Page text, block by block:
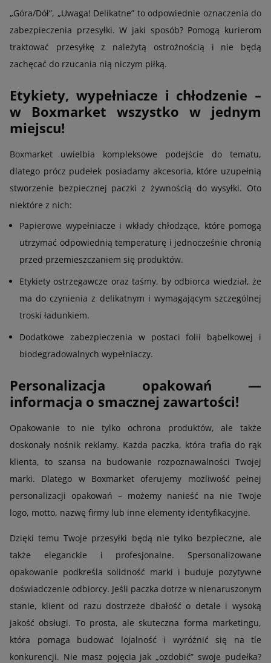
„Góra/Dół”, „Uwaga! Delikatne” to odpowiednie oznaczenia do
zabezpieczenia przesyłki. W jaki sposób? Pomogą kurierom
traktować przesyłkę z należytą ostrożnością i nie będą
zachęcać do rzucania nią niczym piłką.
Etykiety, wypełniacze i chłodzenie –
w Boxmarket wszystko w jednym
miejscu!
Boxmarket uwielbia kompleksowe podejście do tematu,
dlatego prócz pudełek posiadamy akcesoria, które uzupełnią
stworzenie bezpiecznej paczki z żywnością do wysyłki. Oto
niektóre z nich:
Papierowe wypełniacze i wkłady chłodzące, które pomogą
utrzymać odpowiednią temperaturę i jednocześnie chronią
przed przemieszczaniem się produktów.
Etykiety ostrzegawcze oraz taśmy, by odbiorca wiedział, że
ma do czynienia z delikatnym i wymagającym szczególnej
troski ładunkiem.
Dodatkowe zabezpieczenia w postaci folii bąbelkowej i
biodegradowalnych wypełniaczy.
Personalizacja opakowań —
informacja o smacznej zawartości!
Opakowanie to nie tylko ochrona produktów, ale także
doskonały nośnik reklamy. Każda paczka, która trafia do rąk
klienta, to szansa na budowanie rozpoznawalności Twojej
marki. Dlatego w Boxmarket oferujemy możliwość pełnej
personalizacji opakowań – możemy nanieść na nie Twoje
logo, motto, nazwę firmy lub inne elementy identyfikacyjne.
Dzięki temu Twoje przesyłki będą nie tylko bezpieczne, ale
także eleganckie i profesjonalne. Spersonalizowane
opakowanie podkreśla solidność marki i buduje pozytywne
doświadczenie odbiorcy. Jeśli paczka dotrze w nienaruszonym
stanie, klient od razu dostrzeże dbałość o detale i wysoką
jakość obsługi. To prosta, ale skuteczna forma marketingu,
która pomaga budować lojalność i wyróżnić się na tle
konkurencji. Nie masz pojęcia jak „ozdobić” swoje pudełka?